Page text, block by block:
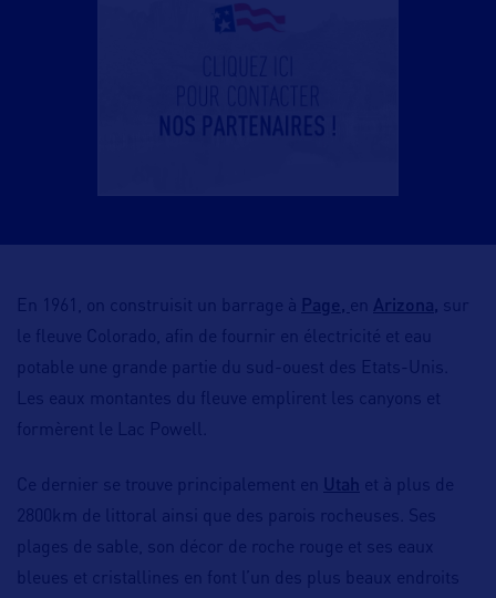
En 1961, on construisit un barrage à Page, en Arizona, sur
le fleuve Colorado, afin de fournir en électricité et eau
potable une grande partie du sud-ouest des Etats-Unis.
Les eaux montantes du fleuve emplirent les canyons et
formèrent le Lac Powell.
Ce dernier se trouve principalement en Utah et à plus de
2800km de littoral ainsi que des parois rocheuses. Ses
plages de sable, son décor de roche rouge et ses eaux
bleues et cristallines en font l’un des plus beaux endroits